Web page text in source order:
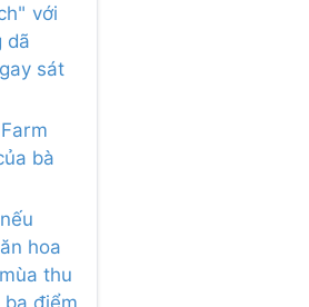
với
dã
sát
bà
hoa
thu
điểm